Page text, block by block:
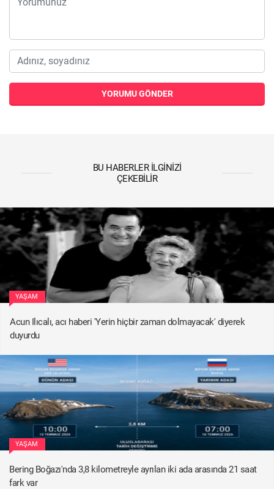
YORUMU GÖNDER
BU HABERLER İLGINIZI
ÇEKEBILIR
YAŞAM
Acun Ilıcalı, acı haberi 'Yerin hiçbir zaman dolmayacak' diyerek
duyurdu
YAŞAM
Bering Boğazı'nda 3,8 kilometreyle ayrılan iki ada arasında 21 saat
fark var